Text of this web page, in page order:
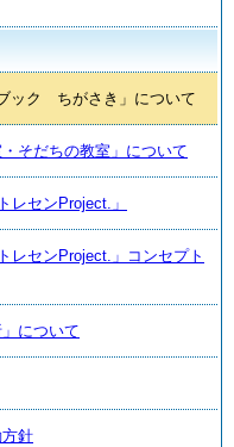
ック ちがさき」について
そだちの教室」について
レセンProject.」
レセンProject.」コンセプト
について
針